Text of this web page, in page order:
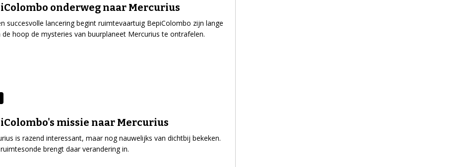
onderweg naar Mercurius
succesvolle lancering begint ruimtevaartuig BepiColombo zijn lange
de hoop de mysteries van buurplaneet Mercurius te ontrafelen.
missie naar Mercurius
is razend interessant, maar nog nauwelijks van dichtbij bekeken.
brengt daar verandering in.